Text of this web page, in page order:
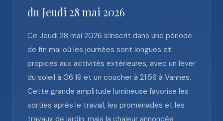
du Jeudi 28 mai 2026
Ce Jeudi 28 mai 2026 s’inscrit dans une période
de fin mai où les journées sont longues et
propices aux activités extérieures, avec un lever
du soleil à 06:19 et un coucher à 21:56 à Vannes.
Cette grande amplitude lumineuse favorise les
sorties après le travail, les promenades et les
travaux de jardin, mais la chaleur annoncée